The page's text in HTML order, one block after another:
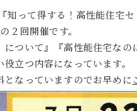
って得する！高性能住宅セ
回開催です。
ついて』『高性能住宅なの
立つ内容になっています。
なっていますのでお早めに